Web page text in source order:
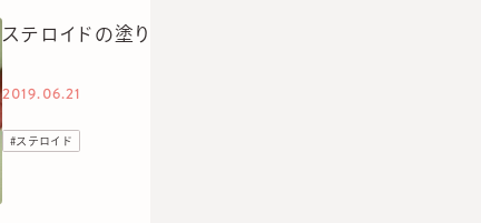
ステロイドの塗り薬についての風評。プロが真実ではな
2019.06.21
# ステロイド